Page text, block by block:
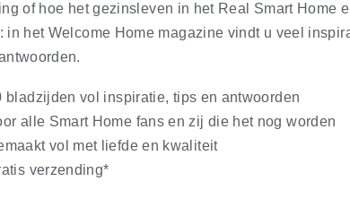
of hoe het gezinsleven in het Real Smart Home
in het Welcome Home magazine vindt u veel
bladzijden vol inspiratie, tips en antwoorden
alle Smart Home fans en zij die het nog worden
vol met liefde en kwaliteit
verzending*